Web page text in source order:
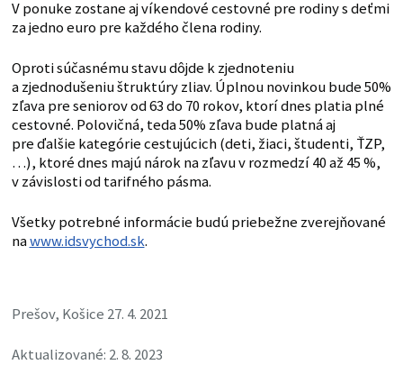
V ponuke zostane aj víkendové cestovné pre rodiny s deťmi
za jedno euro pre každého člena rodiny.
Oproti súčasnému stavu dôjde k zjednoteniu
a zjednodušeniu štruktúry zliav. Úplnou novinkou bude 50%
zľava pre seniorov od 63 do 70 rokov, ktorí dnes platia plné
cestovné. Polovičná, teda 50% zľava bude platná aj
pre ďalšie kategórie cestujúcich (deti, žiaci, študenti, ŤZP,
…), ktoré dnes majú nárok na zľavu v rozmedzí 40 až 45 %,
v závislosti od tarifného pásma.
Všetky potrebné informácie budú priebežne zverejňované
nawww.idsvychod.sk.
Prešov, Košice 27. 4. 2021
Aktualizované: 2. 8. 2023